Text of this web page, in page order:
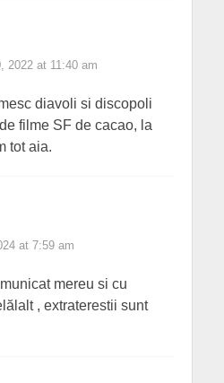
2022 at 11:40 am
diavoli si discopoli
filme SF de cacao, la
tot aia.
at 7:59 am
mereu si cu
, extraterestii sunt